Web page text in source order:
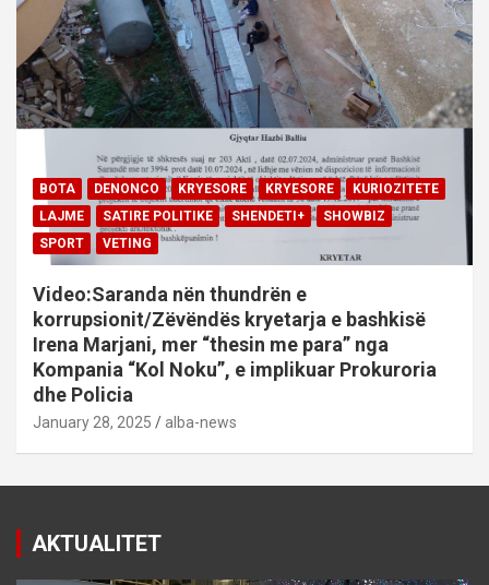
BOTA DENONCO KRYESORE KRYESORE
KURIOZITETE
LAJME
SATIRE POLITIKE SHENDETI+
SHOWBIZ
SPORT
VETING
Video:Saranda nën thundrën e
korrupsionit/Zëvëndës kryetarja e bashkisë
Irena Marjani, mer “thesin me para” nga
Kompania “Kol Noku”, e implikuar Prokuroria
dhe Policia
January 28, 2025 alba-news
AKTUALITET